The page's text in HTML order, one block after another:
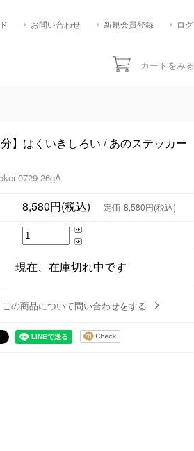
お問い合わせ 新規会員登録 ロ
カートをみる
分】はくいきしろい / あのステッカー
0729-26gA
8,580円(税込) 定価 8,580円(税込)
現在、在庫切れ中です
この商品について問い合わせをする